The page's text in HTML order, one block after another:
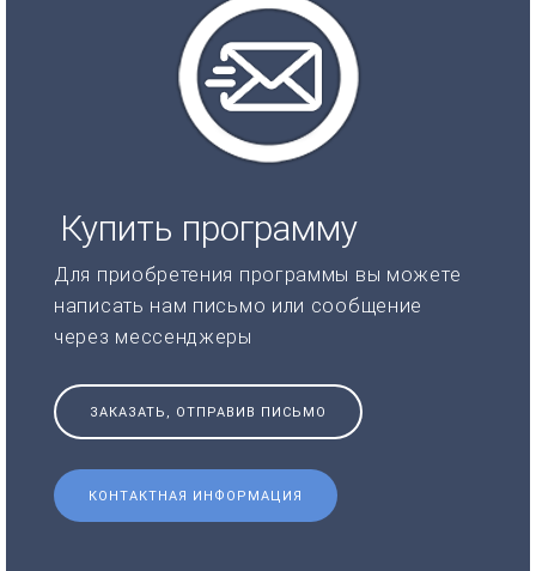
Купить программу
Для приобретения программы вы можете
написать нам письмо или сообщение
через мессенджеры
ЗАКАЗАТЬ, ОТПРАВИВ ПИСЬМО
КОНТАКТНАЯ ИНФОРМАЦИЯ